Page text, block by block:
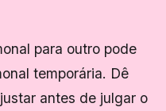
para outro pode
temporária. Dê
antes de julgar o